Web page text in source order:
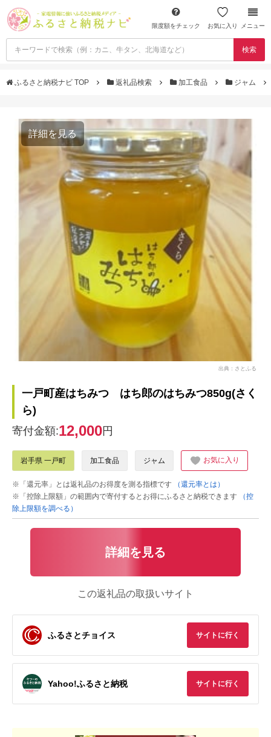
限度額をチェック お気に入り メニュー
検索
ふるさと納税ナビ TOP 返礼品検索 加工食品 ジャム
詳細を見る
出典：さとふる
一戸町産はちみつ はち郎のはちみつ850g(さく
ら)
寄付金額:12,000円
岩手県 一戸町 加工食品 ジャム お気に入り
※「還元率」とは返礼品のお得度を測る指標です
（還元率とは）
※「控除上限額」の範囲内で寄付するとお得にふるさと納税できます
（控
除上限額を調べる）
詳細を見る
この返礼品の取扱いサイト
ふるさとチョイス サイトに行く
Yahoo!ふるさと納税 サイトに行く